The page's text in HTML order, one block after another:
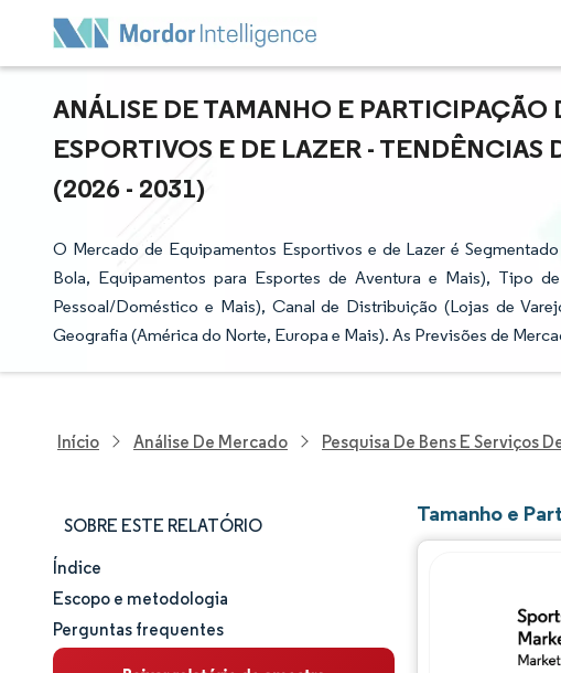
ANÁLISE DE TAMANHO E
ESPORTIVOS E DE LAZER - TENDÊNCIAS
(2026 - 2031)
O Mercado de Equipamentos Esportivos e de Lazer é
Bola, Equipamentos para Esportes de Aventura e Mais), Tipo
Pessoal/Doméstico e Mais), Canal de Distribuição (Lojas de
Geografia (América do Norte, Europa e Mais). As Previsões de
Início Análise De Mercado Pesquisa De Bens E Serviços
SOBRE ESTE RELATÓRIO
Tamanho e participação de mercado
Análise de mercado
Índice
Escopo e metodologia
Perguntas frequentes
Tamanho e